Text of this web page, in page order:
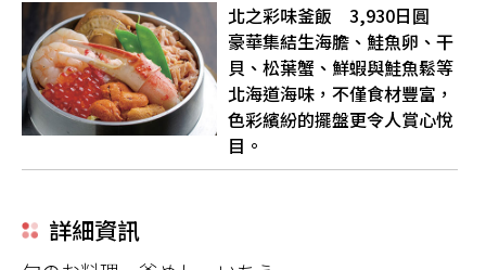
北之彩味釜飯 3,930日圓
豪華集結生海膽、鮭魚卵、干
貝、松葉蟹、鮮蝦與鮭魚鬆等
北海道海味，不僅食材豐富，
色彩繽紛的擺盤更令人賞心悅
目。
詳細資訊